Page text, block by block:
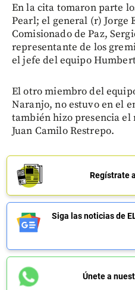
En la cita tomaron parte
Pearl; el general (r) Jorge
Comisionado de Paz,
representante de los
el jefe del equipo
El otro miembro del
Naranjo, no estuvo en el
también hizo presencia
Juan Camilo Restrepo.
Regístrate
Siga las noticias de
Únete a